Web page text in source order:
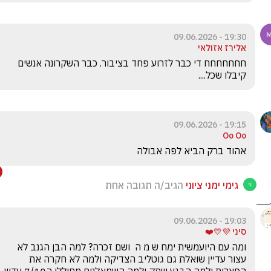
19:30 - 09.06.2026
אלירז אזולאי
קיבלו שכל....
19:15 - 09.06.2026
Oo Oo
אהוד ברק הביא לפה אבולה
גימי ימני ציוני הגיב/ה תגובה אחת
19:03 - 09.06.2026
סיני 💜💛❤️